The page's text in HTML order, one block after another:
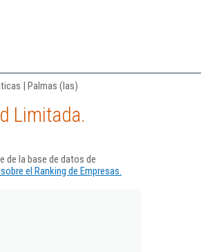
| Palmas (las)
Limitada.
de la base de datos de
el Ranking de Empresas.